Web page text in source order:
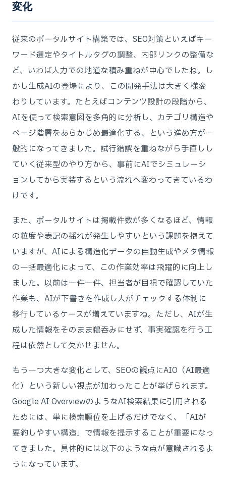
変化
従来のポータルサイト構築では、SEO対策といえばキー
ワード選定やタイトルタグの調整、内部リンクの整備な
ど、いわば人力での地道な積み重ねが中心でしたね。し
かし生成AIの登場により、この開発手法は大きく様変
わりしています。たとえばコンテンツ設計の段階から、
AIを使って検索意図を多角的に分析し、カテゴリ構造や
ページ階層をあらかじめ最適化する、という進め方が一
般的になってきました。試行錯誤を重ねながら手直しし
ていく従来型のやり方から、事前にAIでシミュレーシ
ョンしてから実装するという流れへ変わってきているわ
けです。
また、ポータルサイトは掲載件数が多くなるほど、情報
の粒度や表記の揺れが発生しやすいという課題を抱えて
いますが、AIによる構造化データの自動生成やメタ情報
の一括最適化によって、この作業効率は飛躍的に向上し
ました。以前は一件一件、担当者が目視で確認していた
作業も、AIが下書きを作成し人がチェックする体制に
移行しているケースが増えていますね。ただし、AIが生
成した情報をそのまま鵜呑みにせず、事実確認を行う工
程は依然として欠かせません。
もう一つ大きな変化として、SEOの観点にAIO（AI最適
化）という新しい視点が加わったことが挙げられます。
Google AI OverviewのようなAI検索結果に引用される
ためには、単に検索順位を上げるだけでなく、「AIが
要約しやすい構造」で情報を提示することが重要になっ
てきました。具体的には以下のような点が意識されるよ
うになっています。